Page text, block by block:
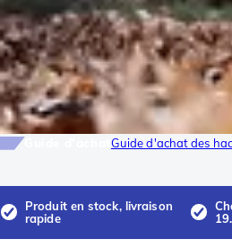
Guide d'achat des
Produit en stock, livraison
rapide